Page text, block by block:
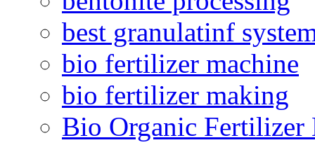
best granulatinf
bio fertilizer machine
bio fertilizer making
Bio Organic Fertilizer